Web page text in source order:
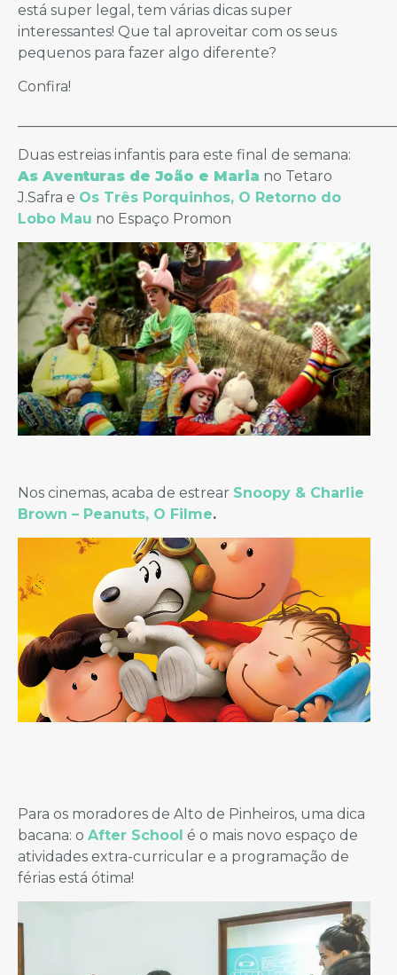
está super legal, tem várias dicas super
interessantes! Que tal aproveitar com os seus
pequenos para fazer algo diferente?
Confira!
Duas estreias infantis para este final de semana:
As Aventuras de João e Maria no Tetaro
J.Safra e Os Três Porquinhos, O Retorno do
Lobo Mau no Espaço Promon
Nos cinemas, acaba de estrear Snoopy & Charlie
Brown – Peanuts, O Filme.
Para os moradores de Alto de Pinheiros, uma dica
bacana: o After School é o mais novo espaço de
atividades extra-curricular e a programação de
férias está ótima!